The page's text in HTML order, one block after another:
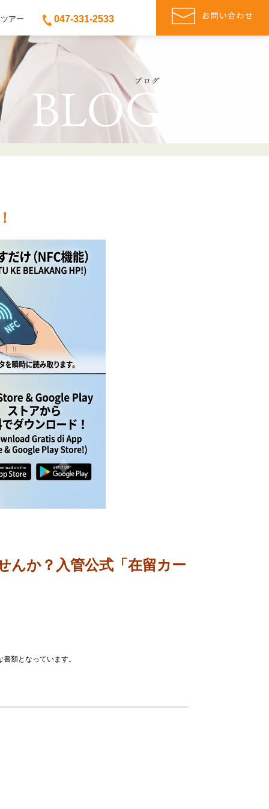
アー 047-331-2533
んか？入管公式「在留カー
類となっています。